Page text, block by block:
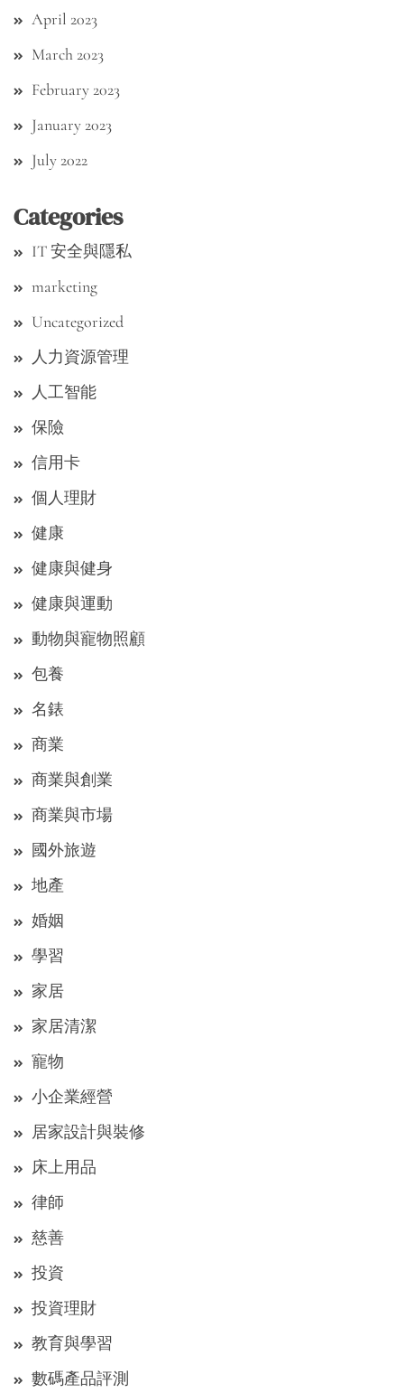
April 2023
March 2023
February 2023
January 2023
July 2022
Categories
IT 安全與隱私
marketing
Uncategorized
人力資源管理
人工智能
保險
信用卡
個人理財
健康
健康與健身
健康與運動
動物與寵物照顧
包養
名錶
商業
商業與創業
商業與市場
國外旅遊
地產
婚姻
學習
家居
家居清潔
寵物
小企業經營
居家設計與裝修
床上用品
律師
慈善
投資
投資理財
教育與學習
數碼產品評測